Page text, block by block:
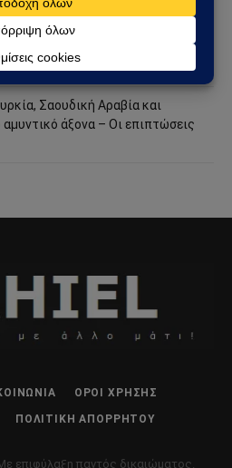
βγαίνουν στο φως
έλεγχοι, μεταναστευτική κρίση
Ευρώπη
Σαουδική Αραβία και
άξονα – Οι επιπτώσεις
ΌΡΟΙ ΧΡΉΣΗΣ
ΠΟΛΙΤΙΚΉ ΑΠΟΡΡΉΤΟΥ
Με επιφύλαξη παντός δικαιώματος.